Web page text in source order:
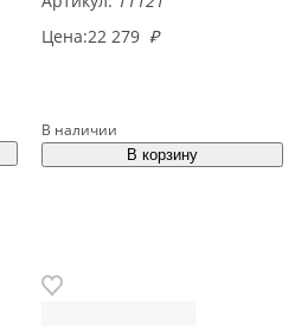
Цена:22 279 ₽
В наличии